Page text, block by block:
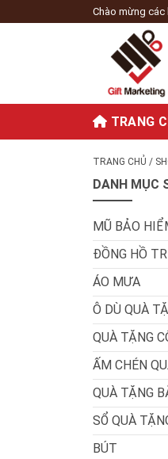
Chào mừng các
TRANG
TRANG CHỦ /
DANH MỤC
MŨ BẢO
ĐỒNG HỒ
ÁO MƯA
Ô DÙ QUÀ
QUÀ TẶNG
ẤM CHÉN
QUÀ TẶNG
SỔ QUÀ
BÚT